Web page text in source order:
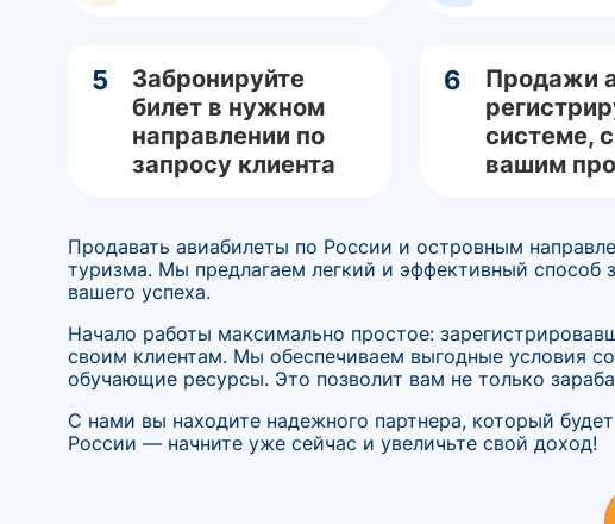
5
Забронируйте
билет в нужном
направлении по
запросу клиента
6
Продажи
системе,
вашим
Продавать авиабилеты по России и островным
туризма. Мы предлагаем легкий и эффективный способ
вашего успеха.
Начало работы максимально простое:
своим клиентам. Мы обеспечиваем выгодные условия
обучающие ресурсы. Это позволит вам не только
С нами вы находите надежного партнера, который
России — начните уже сейчас и увеличьте свой доход!